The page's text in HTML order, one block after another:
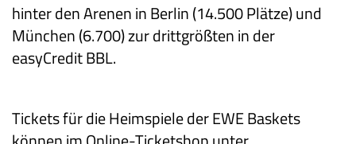
hinter den Arenen in Berlin (14.500 Plätze) und
München (6.700) zur drittgrößten in der
easyCredit BBL.
Tickets für die Heimspiele der EWE Baskets